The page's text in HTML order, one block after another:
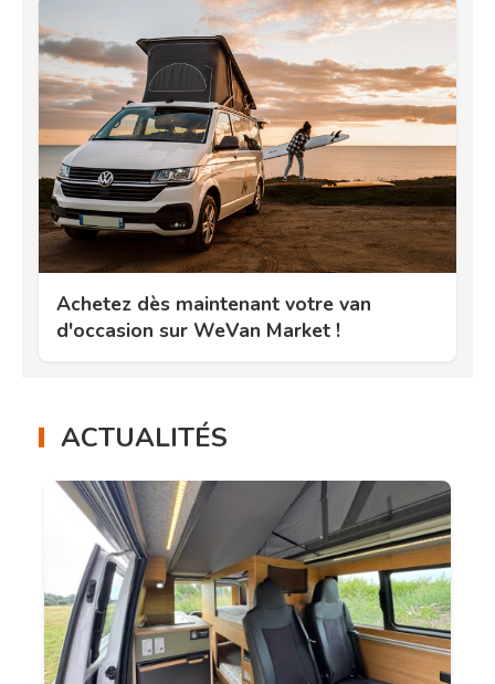
Achetez dès maintenant votre van
d'occasion sur WeVan Market !
ACTUALITÉS